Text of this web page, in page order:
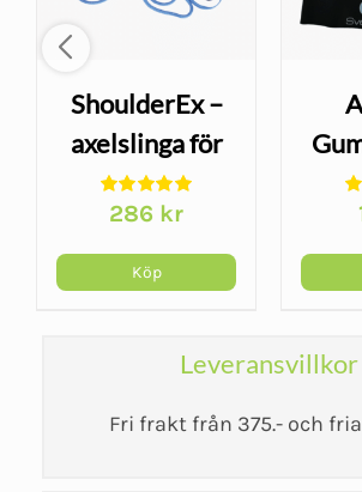
ShoulderEx –
axelslinga för
rörlighet och
rehabilitering
286 kr
Köp
Leveransvillkor
Fri frakt från 375.- och